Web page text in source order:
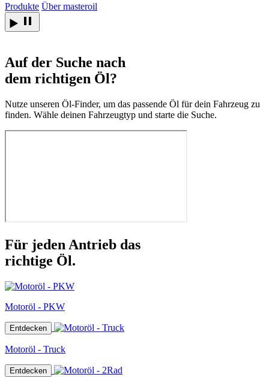
Produkte Über masteroil
Auf der Suche nach
dem richtigen Öl?
Nutze unseren Öl-Finder, um das passende Öl für dein Fahrzeug zu
finden. Wähle deinen Fahrzeugtyp und starte die Suche.
Für jeden Antrieb das
richtige Öl.
Motoröl - PKW
Entdecken
Motoröl - Truck
Entdecken